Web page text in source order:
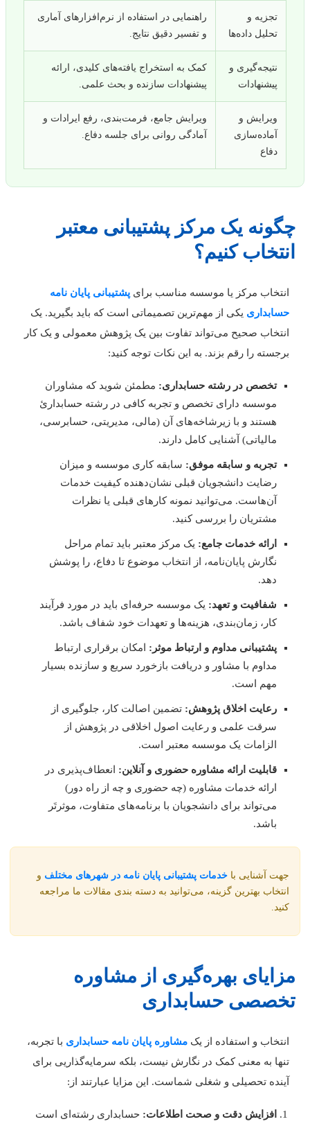
تجزیه و
تحلیل داده‌ها
راهنمایی در استفاده از نرم‌افزارهای آماری
و تفسیر دقیق نتایج.
نتیجه‌گیری و
پیشنهادات
کمک به استخراج یافته‌های کلیدی، ارائه
پیشنهادات سازنده و بحث علمی.
ویرایش و
آماده‌سازی
ویرایش جامع، فرمت‌بندی، رفع ایرادات و
آمادگی روانی برای جلسه دفاع.
یک مرکز پشتیبانی معتبر
کنیم؟
مرکز یا موسسه مناسب برای پشتیبانی پایان نامه
یکی از مهم‌ترین تصمیماتی است که باید بگیرید. یک
صحیح می‌تواند تفاوت بین یک پژوهش معمولی و یک کار
را رقم بزند. به این نکات توجه کنید:
تخصص در رشته حسابداری:مطمئن شوید که مشاوران
موسسه دارای تخصص و تجربه کافی در رشته حسابدارئ
هستند و با زیرشاخه‌های آن (مالی، مدیریتی، حسابرسی،
مالیاتی) آشنایی کامل دارند.
تجربه و سابقه موفق:سابقه کاری موسسه و میزان
رضایت دانشجویان قبلی نشان‌دهنده کیفیت خدمات
آن‌هاست. می‌توانید نمونه کارهای قبلی یا نظرات
مشتریان را بررسی کنید.
ارائه خدمات جامع:یک مرکز معتبر باید تمام مراحل
نگارش پایان‌نامه، از انتخاب موضوع تا دفاع، را پوشش
شفافیت و تعهد: یک موسسه حرفه‌ای باید در مورد فرآیند
کار، زمان‌بندی، هزینه‌ها و تعهدات خود شفاف باشد.
پشتیبانی مداوم و ارتباط موثر:امکان برقراری ارتباط
مداوم با مشاور و دریافت بازخورد سریع و سازنده بسیار
مهم است.
رعایت اخلاق پژوهش:تضمین اصالت کار، جلوگیری از
سرقت علمی و رعایت اصول اخلاقی در پژوهش از
الزامات یک موسسه معتبر است.
قابلیت ارائه مشاوره حضوری و آنلاین:انعطاف‌پذیری در
ارائه خدمات مشاوره (چه حضوری و چه از راه دور)
می‌تواند برای دانشجویان با برنامه‌های متفاوت، موثرتَر
باشد.
آشنایی باخدمات پشتیبانی پایان نامه در شهرهای مختلفو
بهترین گزینه، می‌توانید به دسته بندی مقالات ما مراجعه
بهره‌گیری از مشاوره
حسابداری
و استفاده از یکمشاوره پایان نامه حسابداریبا تجربه،
به معنی کمک در نگارش نیست، بلکه سرمایه‌گذاریی برای
تحصیلی و شغلی شماست. این مزایا عبارتند از:
افزایش دقت و صحت اطلاعات:حسابداری رشته‌ای است